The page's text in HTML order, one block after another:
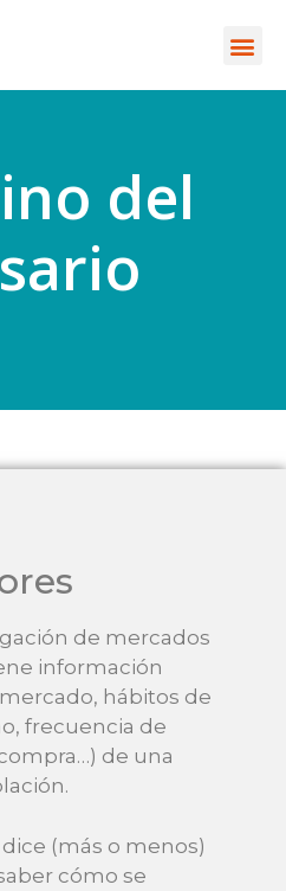
del
de mercados
información
hábitos de
frecuencia de
de una
(más o menos)
cómo se